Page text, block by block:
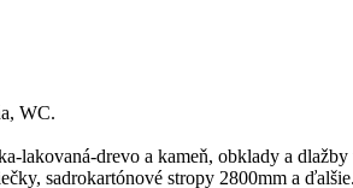
WC.
lakovaná-drevo a kameň, obklady a
sadrokartónové stropy 2800mm a ďalšie.